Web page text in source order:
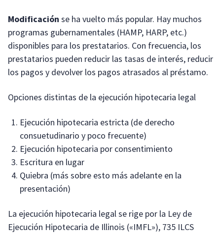
Modificación se ha vuelto más popular. Hay muchos
programas gubernamentales (HAMP, HARP, etc.)
disponibles para los prestatarios. Con frecuencia, los
prestatarios pueden reducir las tasas de interés, reducir
los pagos y devolver los pagos atrasados al préstamo.
Opciones distintas de la ejecución hipotecaria legal
Ejecución hipotecaria estricta (de derecho
consuetudinario y poco frecuente)
Ejecución hipotecaria por consentimiento
Escritura en lugar
Quiebra (más sobre esto más adelante en la
presentación)
La ejecución hipotecaria legal se rige por la Ley de
Ejecución Hipotecaria de Illinois («IMFL»), 735 ILCS